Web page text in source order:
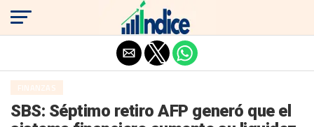
FINANZAS
SBS: Séptimo retiro AFP generó que el
Salir de la versión móvil